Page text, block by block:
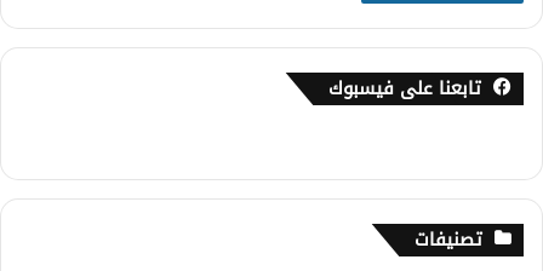
تابعنا على فيسبوك
تصنيفات